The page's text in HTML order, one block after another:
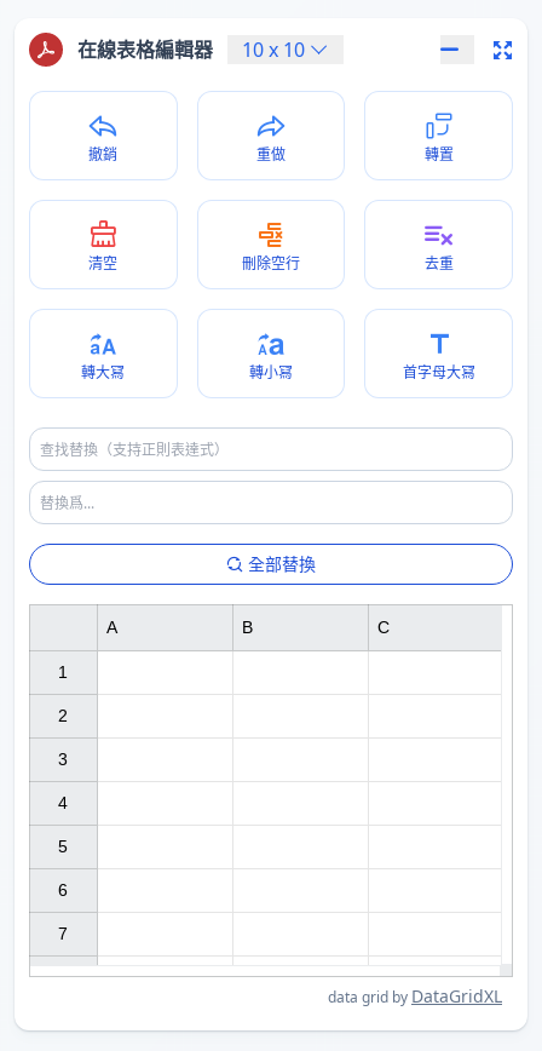
在線表格編輯器 10x 10
撤銷 重做 轉置
清空 刪除空行 去重
轉大冩 轉小冩 首字母大冩
全部替換
1
2
3
4
5
6
7
A B C
data grid by DataGridXL